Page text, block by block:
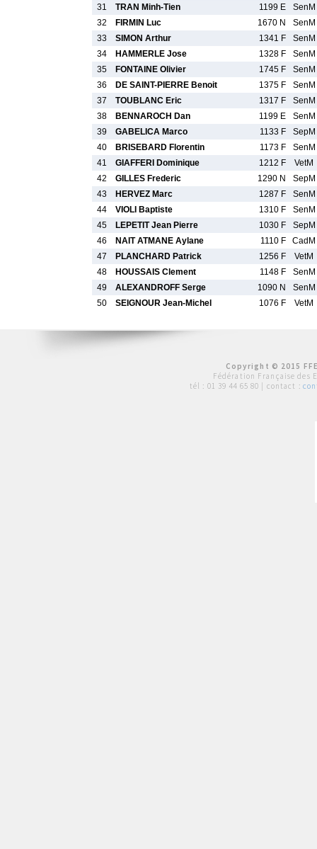
31
TRAN Minh-Tien 1199 E
SenM
32
FIRMIN Luc 1670 N
SenM
33
SIMON Arthur 1341 F
SenM
34
HAMMERLE Jose 1328 F
SenM
35
FONTAINE Olivier 1745 F
SenM
36
DE SAINT-PIERRE Benoit 1375 F
SenM
37
TOUBLANC Eric 1317 F
SenM
38
BENNAROCH Dan 1199 E
SenM
39
GABELICA Marco 1133 F
SepM
40
BRISEBARD Florentin 1173 F
SenM
41
GIAFFERI Dominique 1212 F
VetM
42
GILLES Frederic 1290 N
SepM
43
HERVEZ Marc 1287 F
SenM
44
VIOLI Baptiste 1310 F
SenM
45
LEPETIT Jean Pierre 1030 F
SepM
46
NAIT ATMANE Aylane 1110 F
CadM
47
PLANCHARD Patrick 1256 F
VetM
48
HOUSSAIS Clement 1148 F
SenM
49
ALEXANDROFF Serge 1090 N
SenM
50
SEIGNOUR Jean-Michel 1076 F VetM
Copyright © 2015
Fédération Française des
tél : 01 39 44 65 80 | contact :